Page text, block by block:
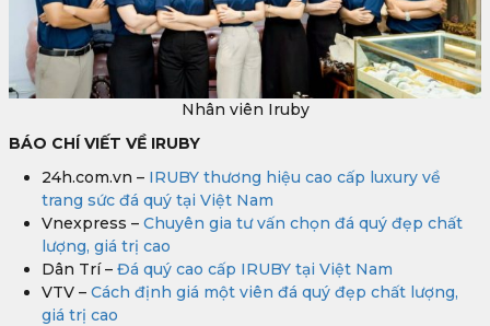
Nhân viên Iruby
BÁO CHÍ VIẾT VỀ IRUBY
24h.com.vn – IRUBY thương hiệu cao cấp luxury về
trang sức đá quý tại Việt Nam
Vnexpress – Chuyên gia tư vấn chọn đá quý đẹp chất
lượng, giá trị cao
Dân Trí – Đá quý cao cấp IRUBY tại Việt Nam
VTV – Cách định giá một viên đá quý đẹp chất lượng,
giá trị cao